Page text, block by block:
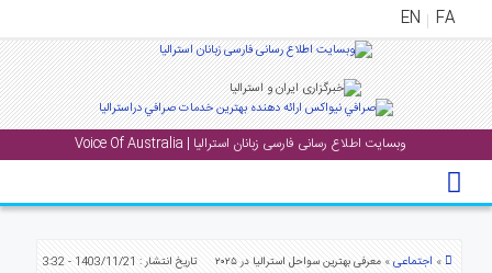
FA
EN
وبسایت اطلاع رسانی فارسی زبانان استرالیا | Voice Of Australia
منوی
اصلی
» اجتماعی» معرفی بهترین سواحل استرالیا در ۲۰۲۵ تاریخ انتشار : 1403/11/21 - 3:32